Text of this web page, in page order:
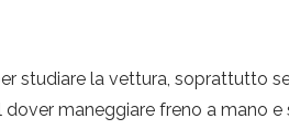
studiare la vettura, soprattutto
maneggiare freno a mano